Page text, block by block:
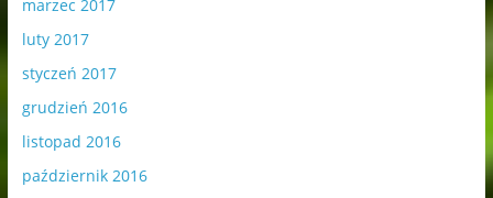
marzec 2017
luty 2017
styczeń 2017
grudzień 2016
listopad 2016
październik 2016